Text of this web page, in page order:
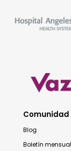
Comunidad
Blog
Boletín mensual